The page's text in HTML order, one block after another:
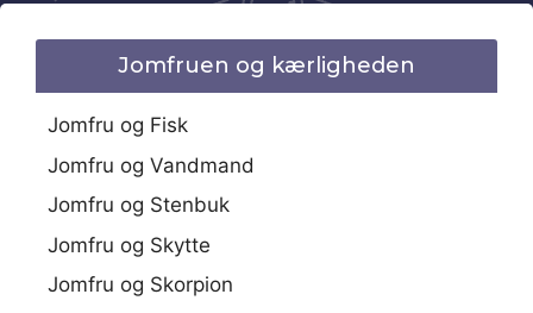
Jomfruen og kærligheden
Jomfru og Fisk
Jomfru og Vandmand
Jomfru og Stenbuk
Jomfru og Skytte
Jomfru og Skorpion